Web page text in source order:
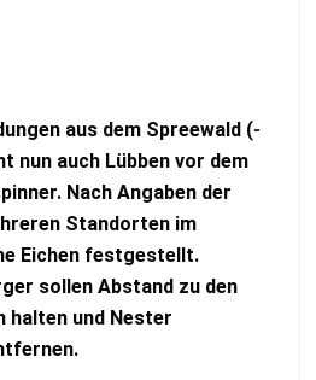
aus dem Spreewald (-
nun auch Lübben vor dem
Nach Angaben der
Standorten im
Eichen festgestellt.
sollen Abstand zu den
halten und Nester